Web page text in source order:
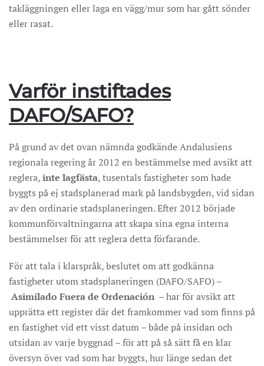
takläggningen eller laga en vägg/mur som har gått sönder
eller rasat.
Varför instiftades
DAFO/SAFO?
På grund av det ovan nämnda godkände Andalusiens
regionala regering år 2012 en bestämmelse med avsikt att
reglera,inte lagfästa, tusentals fastigheter som hade
byggts på ej stadsplanerad mark på landsbygden, vid sidan
av den ordinarie stadsplaneringen. Efter 2012 började
kommunförvaltningarna att skapa sina egna interna
bestämmelser för att reglera detta förfarande.
För att tala i klarspråk, beslutet om att godkänna
fastigheter utom stadsplaneringen (DAFO/SAFO) –
Asimilado Fuera de Ordenación – har för avsikt att
upprätta ett register där det framkommer vad som finns på
en fastighet vid ett visst datum – både på insidan och
utsidan av varje byggnad – för att på så sätt få en klar
översyn över vad som har byggts, hur länge sedan det